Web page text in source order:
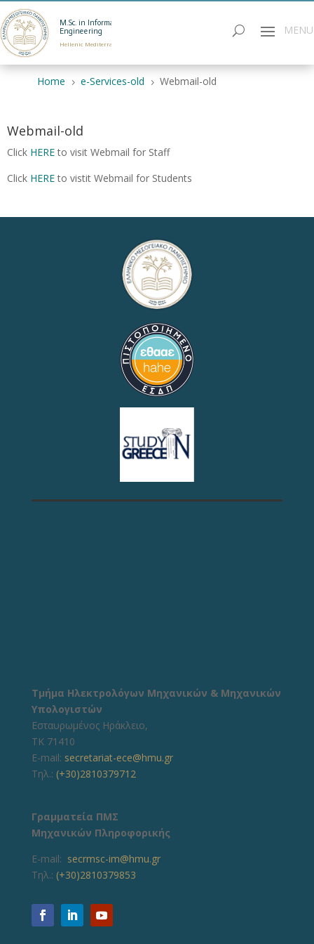
M.Sc. in Informatics
Engineering
Hellenic Mediterranean University
Home 5 e-Services-old 5 Webmail-old
Webmail-old
Click HEREto visit Webmail for Staff
Click HEREto vistit Webmail for Students
Τμήμα Ηλεκτρολόγων Μηχανικών & Μηχανικών
Υπολογιστών
Εσταυρωμένος Ηράκλειο,
ΤΚ 71410
E-mail: secretariat-ece@hmu.gr
Τηλ.: (+30)2810379712
Γραμματεία ΠΜΣ
Μηχανικών Πληροφορικής
E-mail: secrmsc-im@hmu.gr
Τηλ.: (+30)2810379853